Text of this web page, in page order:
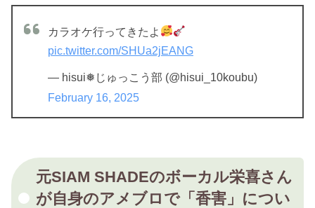
カラオケ行ってきたよ
pic.twitter.com/SHUa2jEANG
— hisui❅じゅっこう部 (@hisui_10koubu)
February 16, 2025
元SIAM SHADEのボーカル栄喜さん
が自身のアメブロで「香害」につい